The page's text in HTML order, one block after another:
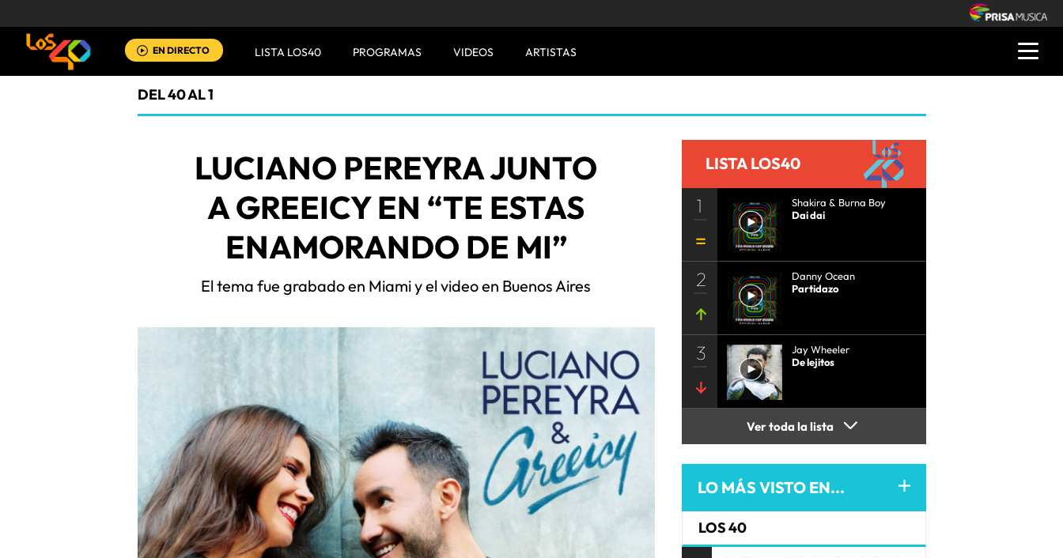
EN DIRECTO LISTA LOS40 PROGRAMAS VIDEOS ARTISTAS
DEL 40 AL 1
LUCIANO PEREYRA JUNTO
A GREEICY EN “TE ESTAS
ENAMORANDO DE MI”
El tema fue grabado en Miami y el video en Buenos Aires
LISTA LOS40
1
Shakira & Burna Boy
Dai dai
2
Danny Ocean
Partidazo
3
Jay Wheeler
De lejitos
Ver toda la lista
LO MÁS VISTO EN...
LOS 40